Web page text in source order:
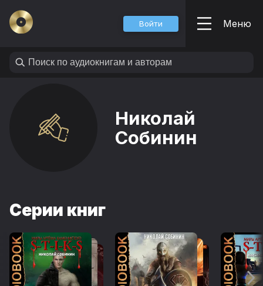
Войти Меню
Николай
Собинин
Серии книг